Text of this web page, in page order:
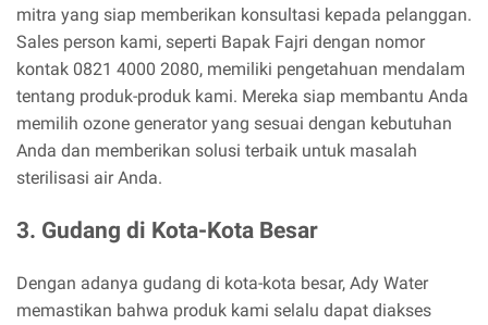
mitra yang siap memberikan konsultasi kepada pelanggan.
Sales person kami, seperti Bapak Fajri dengan nomor
kontak 0821 4000 2080, memiliki pengetahuan mendalam
tentang produk-produk kami. Mereka siap membantu Anda
memilih ozone generator yang sesuai dengan kebutuhan
Anda dan memberikan solusi terbaik untuk masalah
sterilisasi air Anda.
3. Gudang di Kota-Kota Besar
Dengan adanya gudang di kota-kota besar, Ady Water
memastikan bahwa produk kami selalu dapat diakses